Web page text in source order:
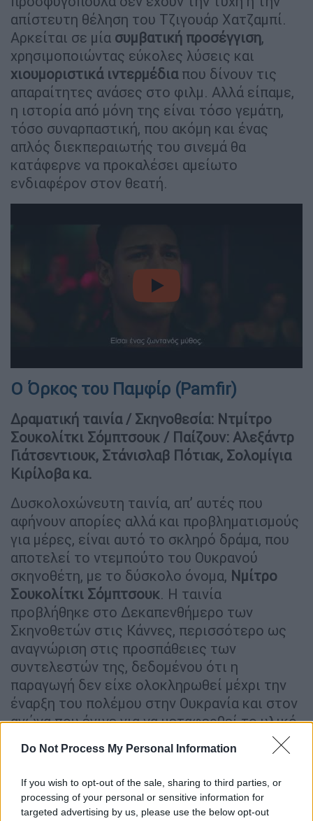
Do Not Process My Personal Information
If you wish to opt-out of the sale, sharing to third parties, or
processing of your personal or sensitive information for
targeted advertising by us, please use the below opt-out
απίστευτη θέληση του Τζιγουάρ Χατζαμπί.
Αρκείται σε μία συμβατική προσέγγιση,
χρησιμοποιώντας εύκολες λύσεις και
χιουμοριστικά ιντερμέδιαπου δίνουν τις
απαραίτητες ανάσες στο φιλμ. Αλλά είπαμε,
η ιστορία από μόνη της είναι τόσο γεμάτη,
τόσο συναρπαστική, που ακόμη και ένας
απλός διεκπεραιωτής του σινεμά θα
κατάφερνε να προκαλέσει αμείωτο
ενδιαφέρον στον θεατή.
video
Ο Όρκος του Παμφίρ (Pamfir)
Δραματική ταινία / Σκηνοθεσία: Ντμίτρο
Σουκολίτκι Σόμπτσουκ / Παίζουν: Αλεξάντρ
Γιάτσεντιουκ, Στάνισλαβ Πότιακ, Σολομίγια
Κιρίλοβα κα.
Δυσκολοχώνευτη ταινία, απ’ αυτές που
αφήνουν απορίες αλλά και προβληματισμούς
για μέρες, είναι αυτό το σκληρό δράμα, που
αποτελεί το ντεμπούτο του Ουκρανού
σκηνοθέτη, με το δύσκολο όνομα, Νμίτρο
Σουκολίτκι Σόμπτσουκ. Η ταινία
προβλήθηκε στο Δεκαπενθήμερο των
Σκηνοθετών στις Κάννες, περισσότερο ως
αναγνώριση στις προσπάθειες των
συντελεστών της, δεδομένου ότι η
παραγωγή δεν είχε ολοκληρωθεί μέχρι την
έναρξη του πολέμου στην Ουκρανία και στον
αγώνα που έγινε για να μεταφερθεί το υλικό
επεξεργασία.
Δράμα έντονων αντιθέσεων, γυρισμένο στις
άγριες, σχεδόν πρωτόγονες τοποθεσίες των